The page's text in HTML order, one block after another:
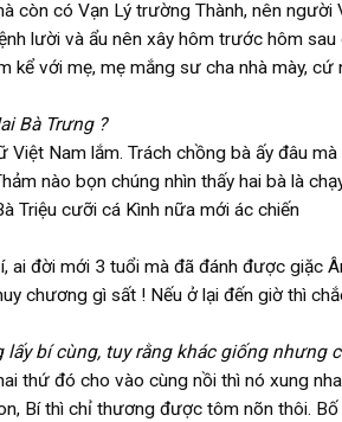
còn có Vạn Lý trường Thành, nên người
lười và ẩu nên xây hôm trước hôm sau
kể với mẹ, mẹ mắng sư cha nhà mày,
Bà Trưng ?
Nam lắm. Trách chồng bà ấy đâu
nào bọn chúng nhìn thấy hai bà là
Triệu cưỡi cá Kình nữa mới ác chiến
đời mới 3 tuổi mà đã đánh được giặc
chương gì sất ! Nếu ở lại đến giờ thì
bí cùng, tuy rằng khác giống nhưng
thứ đó cho vào cùng nồi thì nó xung
Bí thì chỉ thương được tôm nõn thôi.